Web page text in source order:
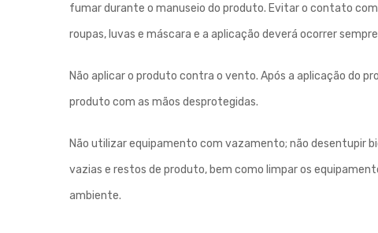
fumar durante o manuseio do produto. Evitar o contato
roupas, luvas e máscara e a aplicação deverá ocorrer
Não aplicar o produto contra o vento. Após a aplicação do
produto com as mãos desprotegidas.
Não utilizar equipamento com vazamento; não desentupir
vazias e restos de produto, bem como limpar os
ambiente.